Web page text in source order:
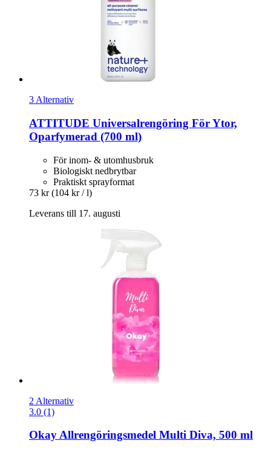
3 Alternativ
ATTITUDE Universalrengöring För Ytor,
Oparfymerad (700 ml)
För inom- & utomhusbruk
Biologiskt nedbrytbar
Praktiskt sprayformat
73 kr (104 kr / l)
Leverans till 17. augusti
2 Alternativ
3.0 (1)
OkayAllrengöringsmedel Multi Diva, 500 ml